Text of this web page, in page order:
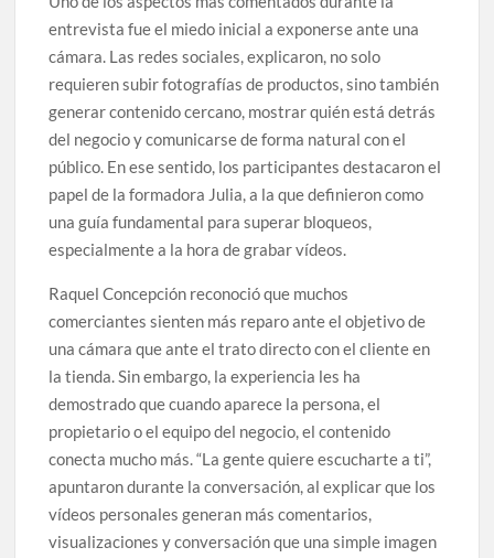
entrevista fue el miedo inicial a exponerse ante una
cámara. Las redes sociales, explicaron, no solo
requieren subir fotografías de productos, sino también
generar contenido cercano, mostrar quién está detrás
del negocio y comunicarse de forma natural con el
público. En ese sentido, los participantes destacaron el
papel de la formadora Julia, a la que definieron como
una guía fundamental para superar bloqueos,
especialmente a la hora de grabar vídeos.
Raquel Concepción reconoció que muchos
comerciantes sienten más reparo ante el objetivo de
una cámara que ante el trato directo con el cliente en
la tienda. Sin embargo, la experiencia les ha
demostrado que cuando aparece la persona, el
propietario o el equipo del negocio, el contenido
conecta mucho más. “La gente quiere escucharte a ti”,
apuntaron durante la conversación, al explicar que los
vídeos personales generan más comentarios,
visualizaciones y conversación que una simple imagen